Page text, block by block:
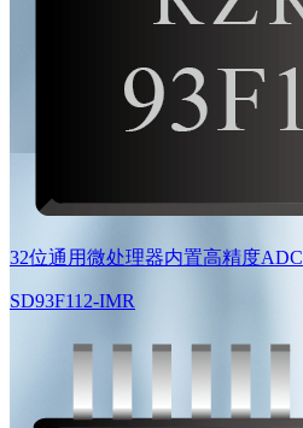
32位通用微处理器内置高精度ADC
SD93F112-IMR